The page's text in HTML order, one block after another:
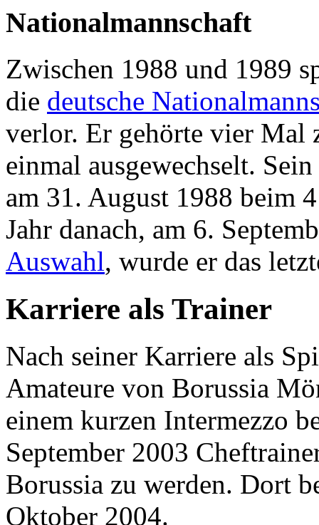
Nationalmannschaft
Zwischen 1988 und 1989
die deutsche
verlor. Er gehörte vier Mal
einmal ausgewechselt.
am 31. August 1988 beim
Jahr danach, am 6.
Auswahl, wurde er das
Karriere als Trainer
Nach seiner Karriere als
Amateure von Borussia
einem kurzen Intermezzo
September 2003
Borussia zu werden. Dort
Oktober 2004.